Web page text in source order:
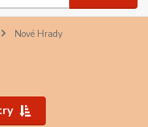
Nové Hrady